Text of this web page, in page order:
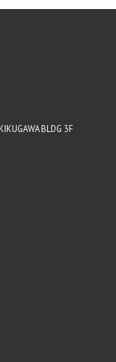
BLDG 3F